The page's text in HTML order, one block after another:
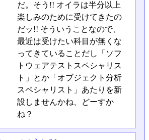
だ。そう!! オイラは半分以上
楽しみのために受けてきたの
だッ!! そういうことなので、
最近は受けたい科目が無くな
ってきていることだし「ソフ
トウェアテストスペシャリス
ト」とか「オブジェクト分析
スペシャリスト」あたりを新
設しませんかね、どーすか
ね？